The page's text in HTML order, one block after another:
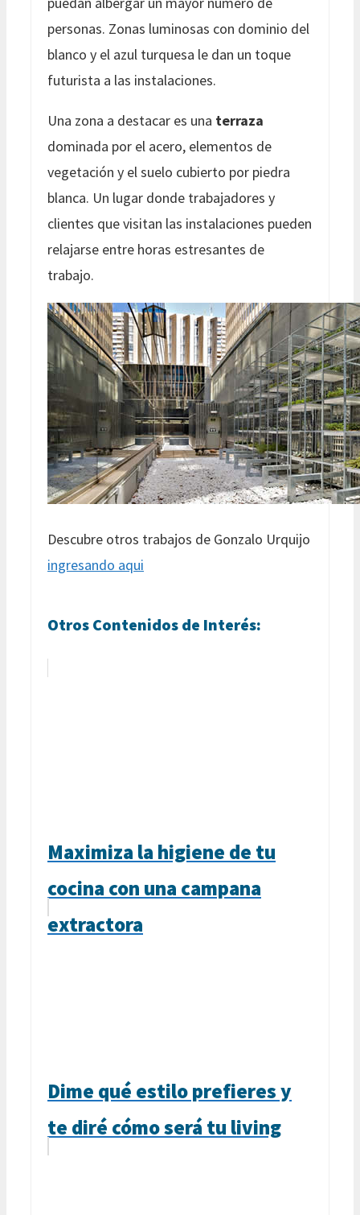
personas. Zonas luminosas con dominio del
blanco y el azul turquesa le dan un toque
futurista a las instalaciones.
Una zona a destacar es una terraza
dominada por el acero, elementos de
vegetación y el suelo cubierto por piedra
blanca. Un lugar donde trabajadores y
clientes que visitan las instalaciones pueden
relajarse entre horas estresantes de
trabajo.
Descubre otros trabajos de Gonzalo Urquijo
ingresando aqui
Otros Contenidos de Interés:
Maximiza la higiene de tu
cocina con una campana
extractora
Dime qué estilo prefieres y
te diré cómo será tu living